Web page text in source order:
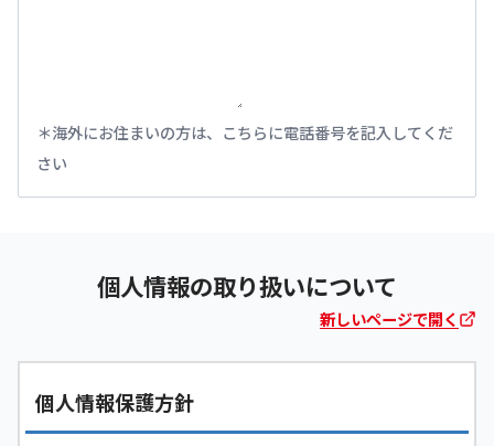
海外にお住まいの方は、こちらに電話番号を記入してくだ
さい
個人情報の取り扱いについて
新しいページで開く
個人情報保護方針